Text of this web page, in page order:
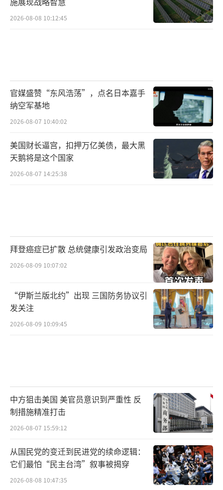
2026-08-08 10:12:45
官媒盛赞“东风浩荡”，点名日本嘉手
纳空军基地
2026-08-07 10:40:02
美国财长逼宫，扣押万亿美债，最大黑
天鹅将是这个国家
2026-08-07 14:25:38
拜登癌症已扩散 总统健康引发政治变局
2026-08-09 10:07:02
“伊斯兰版北约”出现 三国防务协议引
发关注
2026-08-09 10:09:45
中方狙击美国 美官员意识到严重性 反
制措施精准打击
2026-08-07 15:59:12
从国民党的变迁到民进党的续命逻辑：
它们最怕“民主台湾”叙事被揭穿
2026-08-08 10:47:35